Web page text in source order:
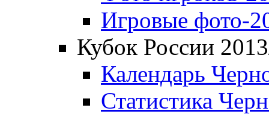
Игровые фото-
Кубок России
Календарь
Статистика